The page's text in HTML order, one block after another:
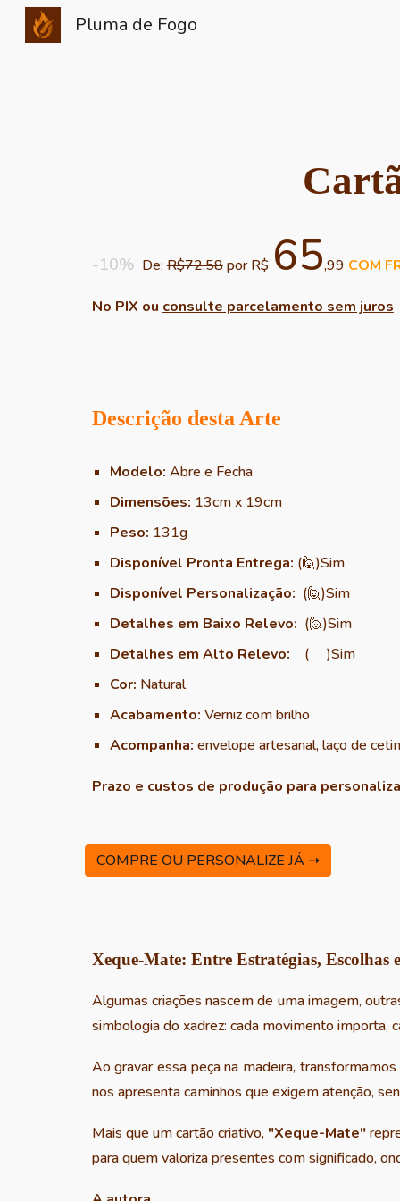
Pluma de Fogo
-10% De:R$72,58por R$ 65,99 COM
No PIX ou consulte parcelamento sem juros
Descrição desta Arte
Modelo: Abre e Fecha
Dimensões: 13cm x 19cm
Peso: 131g
Disponível Pronta Entrega: (🙋)Sim
Disponível Personalização: (🙋)Sim
Detalhes em Baixo Relevo: (🙋)Sim
Detalhes em Alto Relevo: ( )Sim
Cor: Natural
Acabamento: Verniz com brilho
Acompanha: envelope artesanal, laçode
Prazo e custos de produção para
COMPRE OU PERSONALIZE JÁ ➝
Xeque-Mate: Entre Estratégias, Escolhas
Algumas criações nascem de uma imagem,
simbologia do xadrez: cada movimento importa,
Ao gravar essa peça na madeira,
nos apresenta caminhos que exigem atenção,
Mais que um cartão criativo,"Xeque-Mate"
para quem valoriza presentes com significado,